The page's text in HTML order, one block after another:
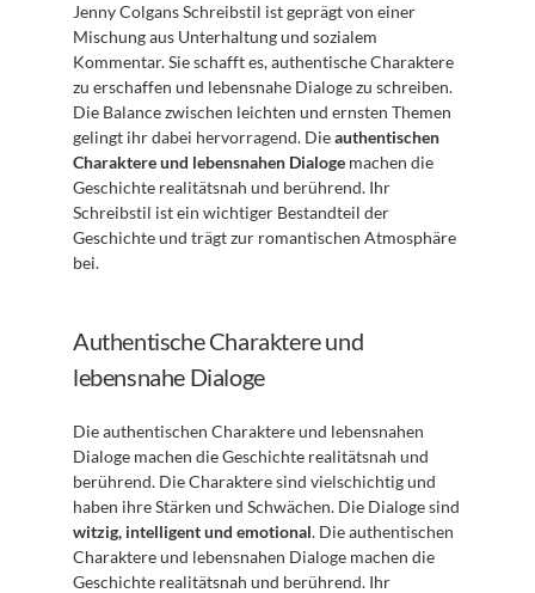
Jenny Colgans Schreibstil ist geprägt von einer
Mischung aus Unterhaltung und sozialem
Kommentar. Sie schafft es, authentische Charaktere
zu erschaffen und lebensnahe Dialoge zu schreiben.
Die Balance zwischen leichten und ernsten Themen
gelingt ihr dabei hervorragend. Die authentischen
Charaktere und lebensnahen Dialoge machen die
Geschichte realitätsnah und berührend. Ihr
Schreibstil ist ein wichtiger Bestandteil der
Geschichte und trägt zur romantischen Atmosphäre
bei.
Authentische Charaktere und
lebensnahe Dialoge
Die authentischen Charaktere und lebensnahen
Dialoge machen die Geschichte realitätsnah und
berührend. Die Charaktere sind vielschichtig und
witzig, intelligent und emotional. Die authentischen
Charaktere und lebensnahen Dialoge machen die
Geschichte realitätsnah und berührend. Ihr